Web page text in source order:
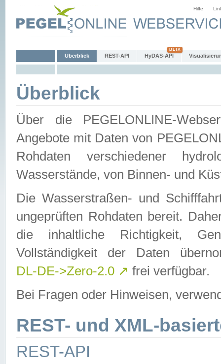
Hilfe
Überblick REST-API HyDAS-API
Überblick
Über die PEGELONLINE-
Angebote mit Daten von
Rohdaten verschiedener
Wasserstände, von Binnen- und
Die Wasserstraßen- und
ungeprüften Rohdaten bereit.
die inhaltliche Richtigkeit,
Vollständigkeit der Daten
DL-DE->Zero-2.0 ↗ frei verfügbar.
Bei Fragen oder Hinweisen,
REST- und XML-
REST-API